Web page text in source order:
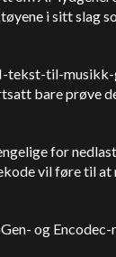
i sitt slag
tekst-til-
bare prøve
for
vil føre til
og Encodec-